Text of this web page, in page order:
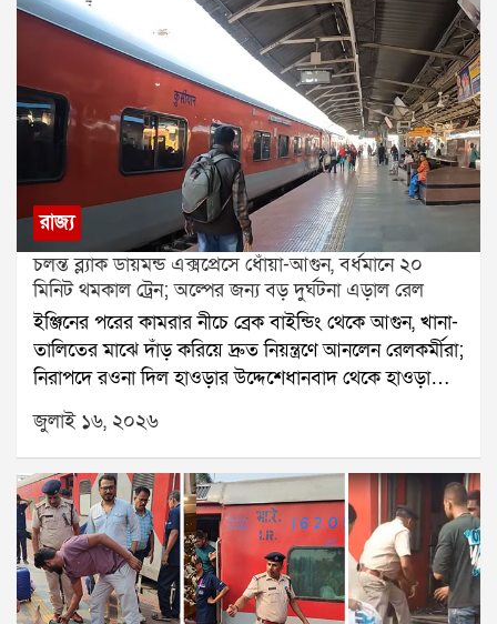
রাজ্য
চলন্ত ব্ল্যাক ডায়মন্ড এক্সপ্রেসে ধোঁয়া-আগুন, বর্ধমানে ২০
মিনিট থমকাল ট্রেন; অল্পের জন্য বড় দুর্ঘটনা এড়াল রেল
ইঞ্জিনের পরের কামরার নীচে ব্রেক বাইন্ডিং থেকে আগুন, খানা-
তালিতের মাঝে দাঁড় করিয়ে দ্রুত নিয়ন্ত্রণে আনলেন রেলকর্মীরা;
নিরাপদে রওনা দিল হাওড়ার উদ্দেশেধানবাদ থেকে হাওড়াগামী
ব্ল্যাক ডায়মন্ড এক্সপ্রেসে চলন্ত অবস্থায় আচমকাই ধোঁয়া ও
আগুন দেখা দেওয়ায় আতঙ্ক ছড়িয়ে পড়ল যাত্রীদের মধ্যে। পূর্ব
বর্ধমানের খানা জংশন ও তালিত স্টেশনের মাঝামাঝি এলাকায়
বৃহস্পতিবার সন্ধ্যায় ঘটে এই ঘটনা। দ্রুত ট্রেন থামিয়ে
রেলকর্মীদের তৎপরতায় আগুন নিয়ন্ত্রণে আনা সম্ভব হয়। প্রায়
২০ মিনিট বন্ধ থাকার পর প্রয়োজনীয় পরীক্ষা-নিরীক্ষা শেষে
ট্রেনটি আবার হাওড়ার উদ্দেশে রওনা দেয়। এই ঘটনায় কোনও
যাত্রী আহত হননি বলে রেল সূত্রে জানা গিয়েছে।রেল সূত্রে
জুলাই ১৬, ২০২৬